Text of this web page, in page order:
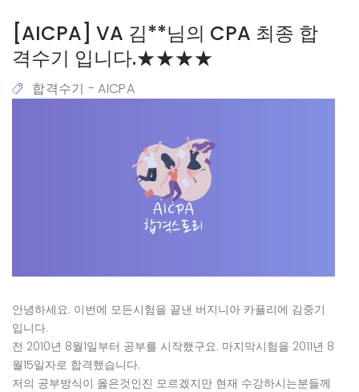
[AICPA] VA 김**님의 CPA 최종 합
격수기 입니다.★★★★
합격수기 - AICPA
안녕하세요. 이번에 모든시험을 끝낸 버지니아 카플리에 김중기
입니다.
전 2010년 8월1일부터 공부를 시작했구요. 마지막시험을 2011년 8
월15일자로 합격했습니다.
저의 공부방식이 옳은것인진 모르겠지만 현재 수강하시는분들께